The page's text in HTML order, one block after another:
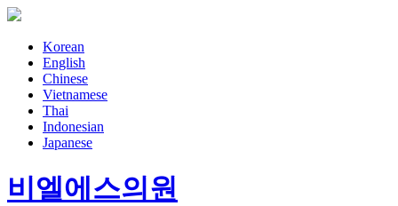
Korean
English
Chinese
Vietnamese
Thai
Indonesian
Japanese
비엘에스의원